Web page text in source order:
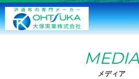
MEDIA
メディア